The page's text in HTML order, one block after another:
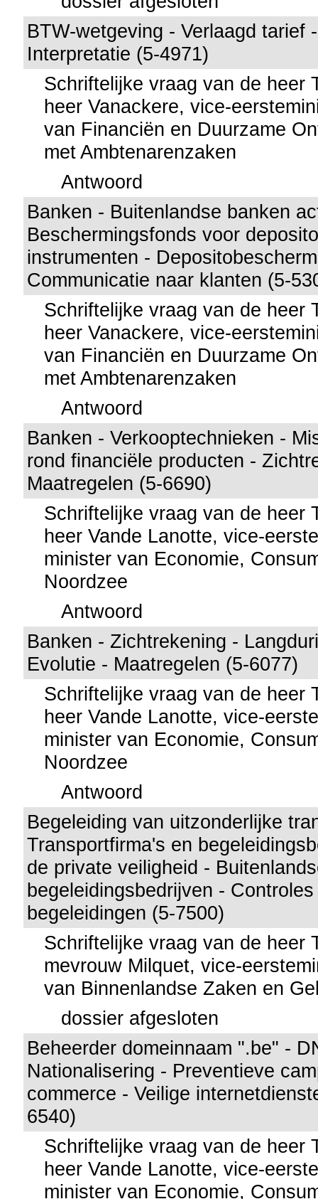
BTW-wetgeving - Verlaagd tarief
Interpretatie (5-4971)
Schriftelijke vraag van de heer
heer Vanackere, vice-
van Financiën en Duurzame
met Ambtenarenzaken
Antwoord
Banken - Buitenlandse banken
Beschermingsfonds voor
instrumenten -
Communicatie naar klanten (5-
Schriftelijke vraag van de heer
heer Vanackere, vice-
van Financiën en Duurzame
met Ambtenarenzaken
Antwoord
Banken - Verkooptechnieken -
rond financiële producten -
Maatregelen (5-6690)
Schriftelijke vraag van de heer
heer Vande Lanotte, vice-
minister van Economie,
Noordzee
Antwoord
Banken - Zichtrekening -
Evolutie - Maatregelen (5-6077)
Schriftelijke vraag van de heer
heer Vande Lanotte, vice-
minister van Economie,
Noordzee
Antwoord
Begeleiding van uitzonderlijke
Transportfirma's en
de private veiligheid -
begeleidingsbedrijven -
begeleidingen (5-7500)
Schriftelijke vraag van de heer
mevrouw Milquet, vice-
van Binnenlandse Zaken en
dossier afgesloten
Beheerder domeinnaam ".be" -
Nationalisering - Preventieve
commerce - Veilige
6540)
Schriftelijke vraag van de heer
heer Vande Lanotte, vice-
minister van Economie,